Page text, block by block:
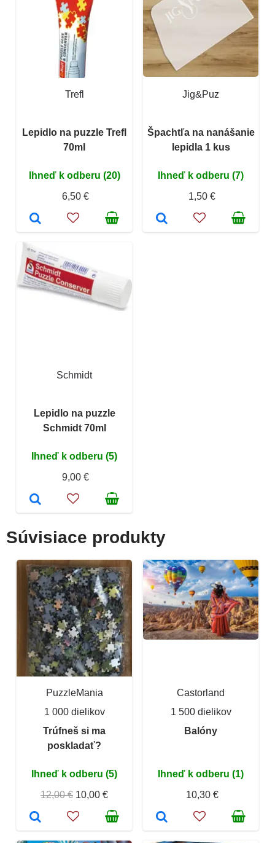
Trefl
Lepidlo na puzzle Trefl
70ml
Ihneď k odberu (20)
6,50 €
Jig&Puz
Špachtľa na nanášanie
lepidla 1 kus
Ihneď k odberu (7)
1,50 €
Schmidt
Lepidlo na puzzle
Schmidt 70ml
Ihneď k odberu (5)
9,00 €
Súvisiace produkty
PuzzleMania
1 000 dielikov
Trúfneš si ma
poskladať?
Ihneď k odberu (5)
12,00 € 10,00 €
Castorland
1 500 dielikov
Balóny
Ihneď k odberu (1)
10,30 €